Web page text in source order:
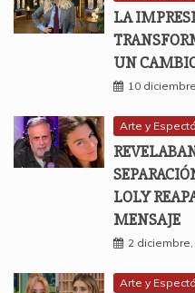
LA
UN
10
Arte y
LOLY
MENSAJE
2 diciembre,
Arte y